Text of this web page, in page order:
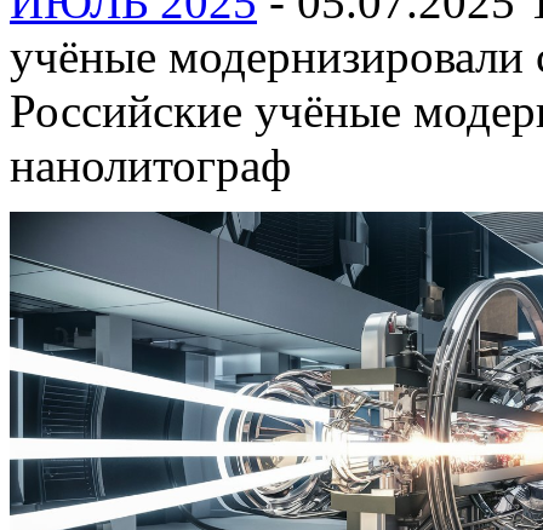
учёные модернизировали
Российские учёные
нанолитограф